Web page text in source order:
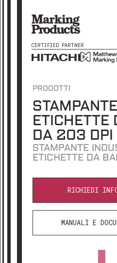
CERTIFIED PARTNER
PRODOTTI
STAMPANTE
ETICHETTE
DA 203 DPI
STAMPANTE
ETICHETTE DA
RICHIEDI
MANUALI E